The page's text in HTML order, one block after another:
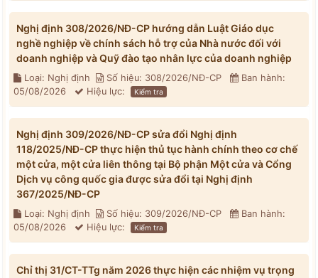
Nghị định 308/2026/NĐ-CP hướng dẫn Luật Giáo dục
nghề nghiệp về chính sách hỗ trợ của Nhà nước đối với
doanh nghiệp và Quỹ đào tạo nhân lực của doanh nghiệp
Loại: Nghị định Số hiệu: 308/2026/NĐ-CP
Ban hành:
05/08/2026
Hiệu lực: Kiểm tra
Nghị định 309/2026/NĐ-CP sửa đổi Nghị định
118/2025/NĐ-CP thực hiện thủ tục hành chính theo cơ chế
một cửa, một cửa liên thông tại Bộ phận Một cửa và Cổng
Dịch vụ công quốc gia được sửa đổi tại Nghị định
367/2025/NĐ-CP
Loại: Nghị định Số hiệu: 309/2026/NĐ-CP
Ban hành:
05/08/2026
Hiệu lực: Kiểm tra
Chỉ thị 31/CT-TTg năm 2026 thực hiện các nhiệm vụ trọng